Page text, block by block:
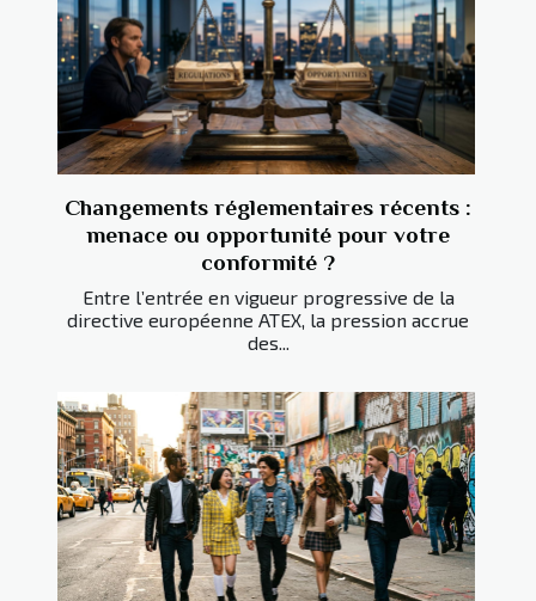
Changements réglementaires récents :
menace ou opportunité pour votre
conformité ?
Entre l’entrée en vigueur progressive de la
directive européenne ATEX, la pression accrue
des...